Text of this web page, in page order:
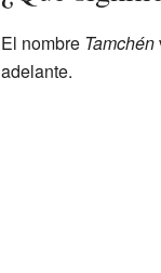
El nombre Tamchén
adelante.